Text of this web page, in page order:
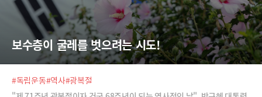
보수층이 굴레를 벗으려는 시도!
#독립운동#역사#광복절